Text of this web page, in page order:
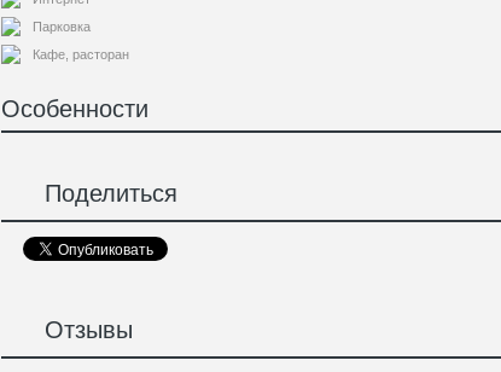
Парковка
Кафе, расторан
Особенности
Поделиться
Отзывы